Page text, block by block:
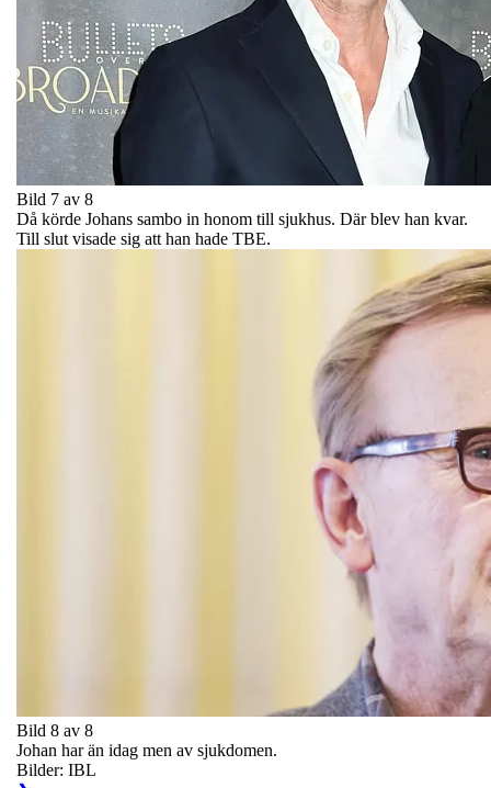
Bild 7 av 8
Då körde Johans sambo in honom till sjukhus. Där blev han kvar.
Till slut visade sig att han hade TBE.
Bild 8 av 8
Johan har än idag men av sjukdomen.
Bilder: IBL